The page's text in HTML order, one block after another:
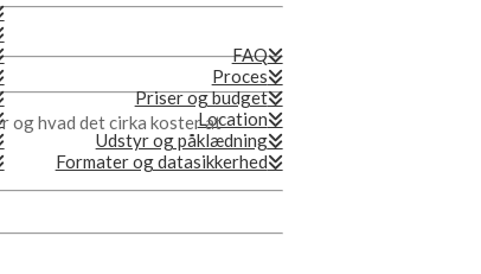
FAQ
Proces
Priser og budget
Location
Udstyr og påklædning
Formater og datasikkerhed
og hvad det cirka koster at